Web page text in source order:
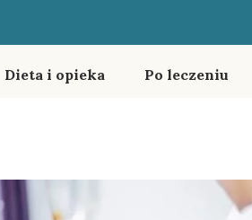
Dieta i opieka Po leczeniu